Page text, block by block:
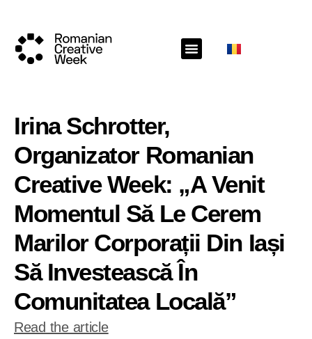
Irina Schrotter,
Organizator Romanian
Creative Week: „A Venit
Momentul Să Le Cerem
Marilor Corporații Din Iași
Să Investească În
Comunitatea Locală”
Read the article